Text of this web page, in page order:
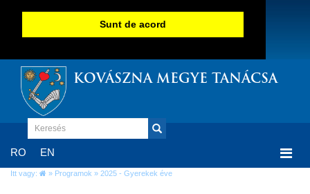
Sunt de acord
KOVÁSZNA MEGYE TANÁCSA
RO EN
Itt vagy: » Programok » 2025 - Gyerekek éve